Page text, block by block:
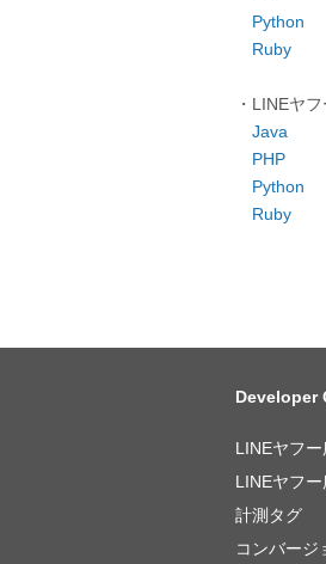
Python
Ruby
・LINEヤ
Java
PHP
Python
Ruby
Developer
LINEヤフ
LINEヤフ
計測タグ
コンバージ